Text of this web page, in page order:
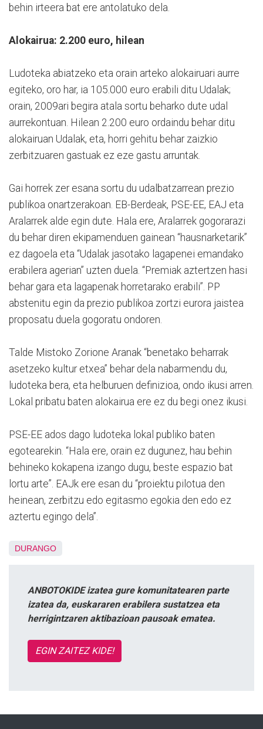
behin irteera bat ere antolatuko dela.
Alokairua: 2.200 euro, hilean
Ludoteka abiatzeko eta orain arteko alokairuari aurre
egiteko, oro har, ia 105.000 euro erabili ditu Udalak;
orain, 2009ari begira atala sortu beharko dute udal
aurrekontuan. Hilean 2.200 euro ordaindu behar ditu
alokairuan Udalak, eta, horri gehitu behar zaizkio
zerbitzuaren gastuak ez eze gastu arruntak.
Gai horrek zer esana sortu du udalbatzarrean prezio
publikoa onartzerakoan. EB-Berdeak, PSE-EE, EAJ eta
Aralarrek alde egin dute. Hala ere, Aralarrek gogorarazi
du behar diren ekipamenduen gainean “hausnarketarik”
ez dagoela eta “Udalak jasotako lagapenei emandako
erabilera agerian” uzten duela. “Premiak aztertzen hasi
behar gara eta lagapenak horretarako erabili”. PP
abstenitu egin da prezio publikoa zortzi eurora jaistea
proposatu duela gogoratu ondoren.
Talde Mistoko Zorione Aranak “benetako beharrak
asetzeko kultur etxea” behar dela nabarmendu du,
ludoteka bera, eta helburuen definizioa, ondo ikusi arren.
Lokal pribatu baten alokairua ere ez du begi onez ikusi.
PSE-EE ados dago ludoteka lokal publiko baten
egotearekin. “Hala ere, orain ez dugunez, hau behin
behineko kokapena izango dugu, beste espazio bat
lortu arte”. EAJk ere esan du “proiektu pilotua den
heinean, zerbitzu edo egitasmo egokia den edo ez
aztertu egingo dela”.
DURANGO
ANBOTOKIDE izatea gure komunitatearen parte
izatea da, euskararen erabilera sustatzea eta
herrigintzaren aktibazioan pausoak ematea.
EGIN ZAITEZ KIDE!